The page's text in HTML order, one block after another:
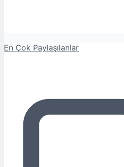
En Çok Paylaşılanlar